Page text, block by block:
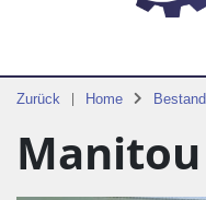
Zurück Home Bestand
Manitou